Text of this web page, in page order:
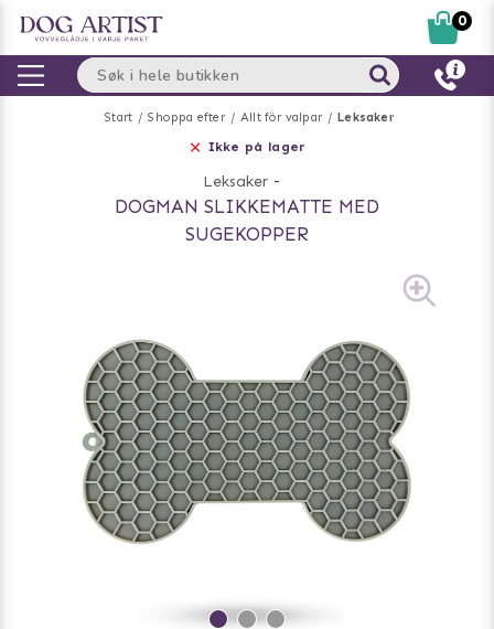
Start Shoppa efter Allt för valpar Leksaker
Ikke på lager
Leksaker -
DOGMAN SLIKKEMATTE MED
SUGEKOPPER
0